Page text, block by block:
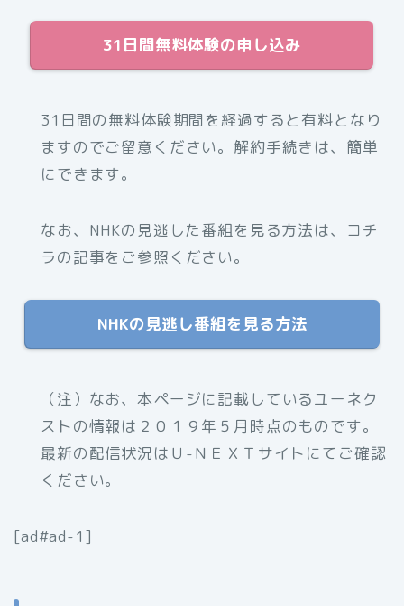
31日間無料体験の申し込み
31日間の無料体験期間を経過すると有料となり
ますのでご留意ください。解約手続きは、簡単
にできます。
なお、NHKの見逃した番組を見る方法は、コチ
ラの記事をご参照ください。
NHKの見逃し番組を見る方法
（注）なお、本ページに記載しているユーネク
ストの情報は２０１９年５月時点のものです。
最新の配信状況はＵ-ＮＥＸＴサイトにてご確認
ください。
[ad#ad-1]